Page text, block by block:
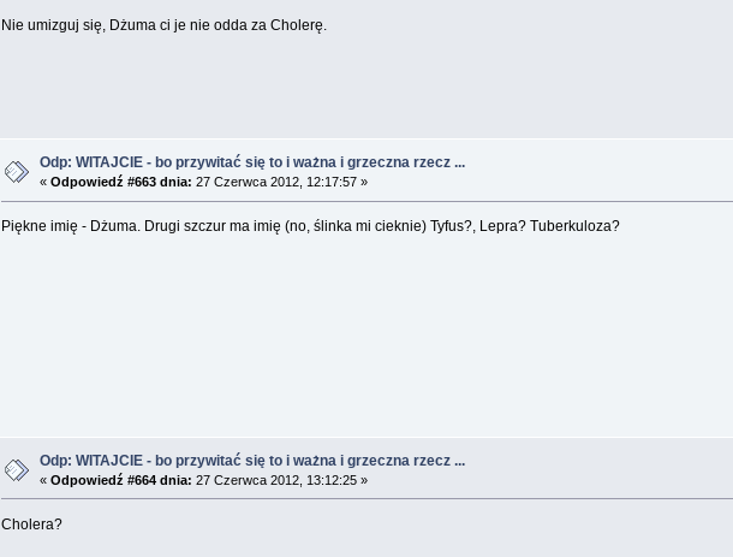
Nie umizguj się, Dżuma ci je nie odda za Cholerę.
Odp: WITAJCIE - bo przywitać się to i ważna i grzeczna rzecz ...
«Odpowiedź #663 dnia: 27 Czerwca 2012, 12:17:57 »
Piękne imię - Dżuma. Drugi szczur ma imię (no, ślinka mi cieknie) Tyfus?, Lepra? Tuberkuloza?
Odp: WITAJCIE - bo przywitać się to i ważna i grzeczna rzecz ...
«Odpowiedź #664 dnia: 27 Czerwca 2012, 13:12:25 »
Cholera?